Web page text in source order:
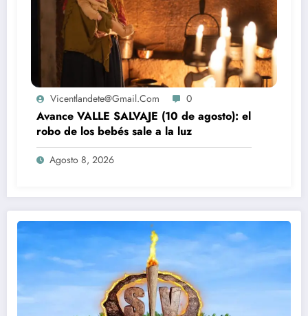
Vicentlandete@gmail.com 0
Avance VALLE SALVAJE (10 de agosto): el
robo de los bebés sale a la luz
Agosto 8, 2026